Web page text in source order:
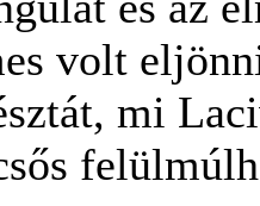
volt
mi